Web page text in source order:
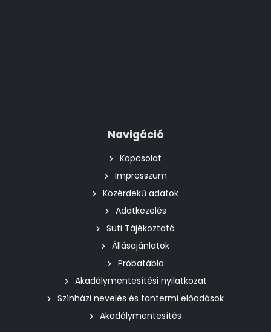
Navigáció
Kapcsolat
Impresszum
Közérdekű adatok
Adatkezelés
Süti Tájékoztató
Állásajánlatok
Próbatábla
Akadálymentesítési nyilatkozat
Színházi nevelés és tantermi előadások
Akadálymentesítés